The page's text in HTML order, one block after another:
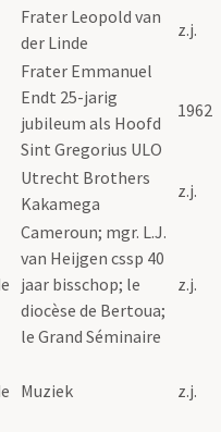
Frater Leopold van
der Linde
z.j.
Frater Emmanuel
Endt 25-jarig
jubileum als Hoofd
Sint Gregorius ULO
1962
Utrecht Brothers
Kakamega
z.j.
Cameroun; mgr. L.J.
van Heijgen cssp 40
jaar bisschop; le
diocèse de Bertoua;
le Grand Séminaire
z.j.
Muziek z.j.